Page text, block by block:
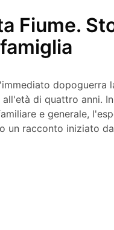
Fiume.
dopoguerra
di quattro anni.
e generale,
un racconto iniziato